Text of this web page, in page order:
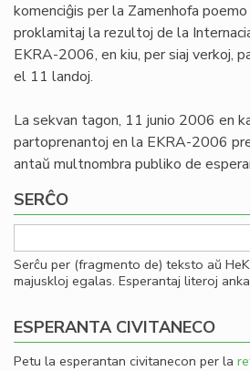
komenciĝis per la Zamenhofa poemo
proklamitaj la rezultoj de la
EKRA-2006, en kiu, per siaj verkoj,
el 11 landoj.
La sekvan tagon, 11 junio 2006 en
partoprenantoj en la EKRA-2006
antaŭ multnombra publiko de
SERĈO
Serĉu per (fragmento de) teksto aŭ
majuskloj egalas. Esperantaj literoj
ESPERANTA CIVITANECO
Petu la esperantan civitanecon per la